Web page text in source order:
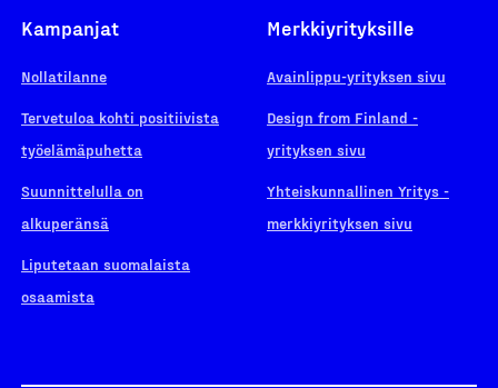
Kampanjat
Nollatilanne
Tervetuloa kohti positiivista
työelämäpuhetta
Suunnittelulla on
alkuperänsä
Liputetaan suomalaista
osaamista
Merkkiyrityksille
Avainlippu-yrityksen sivu
Design from Finland -
yrityksen sivu
Yhteiskunnallinen Yritys -
merkkiyrityksen sivu